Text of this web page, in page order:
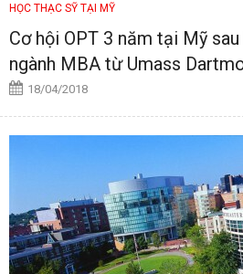
HỌC THẠC SỸ TẠI MỸ
Cơ hội OPT 3 năm tại Mỹ
ngành MBA từ Umass
18/04/2018